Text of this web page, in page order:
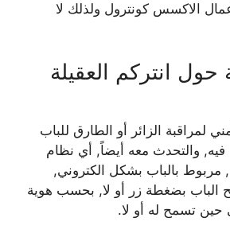
الاكسس كونترول ولذلك لا
حول انتركم العقيلة
لمراقبة الزائر أو الطارق للباب
فيه, والتحدث معه أيضاً, أي نظام
بالباب بشكل الكتروني,
الباب بضغطة زر أو لا, بحسب هوية
حين تسمح له أو لا.